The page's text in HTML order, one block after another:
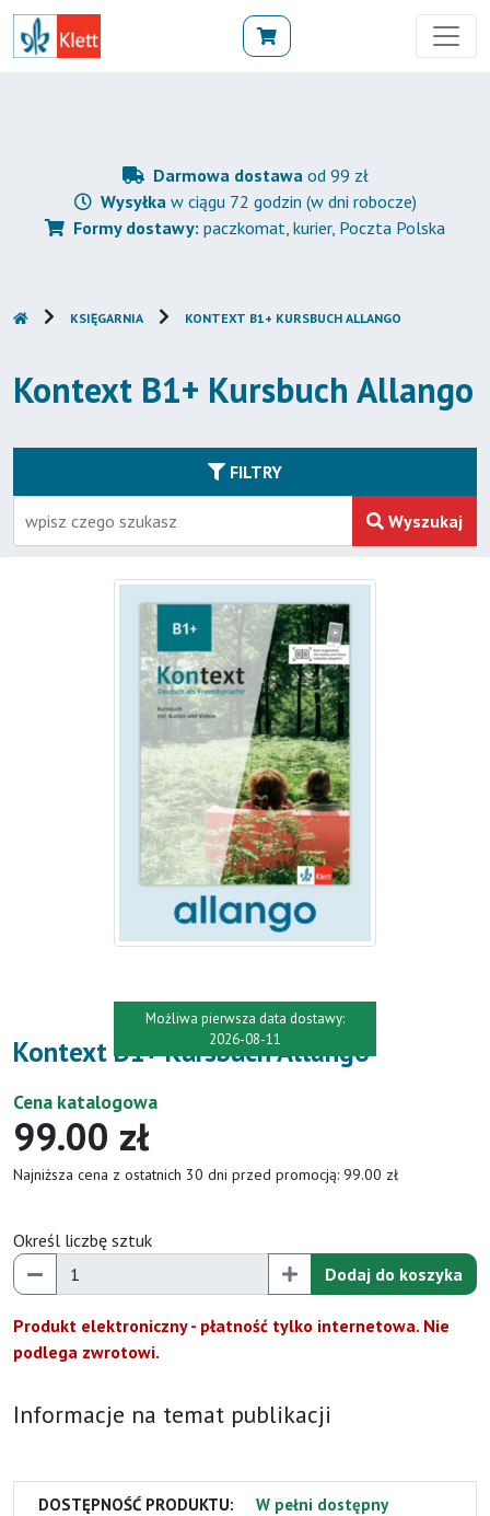
Darmowa dostawaod 99 zł
Wysyłkaw ciągu 72 godzin (w dni robocze)
Formy dostawy: paczkomat, kurier, Poczta Polska
KSIĘGARNIA KONTEXT B1+ KURSBUCH ALLANGO
Kontext B1+ Kursbuch Allango
FILTRY
Wyszukaj
Możliwa pierwsza data dostawy:
2026-08-11
Kontext B1+ Kursbuch Allango
Cena katalogowa
99.00 zł
Najniższa cena z ostatnich 30 dni przed promocją: 99.00 zł
Określ liczbę sztuk
Dodaj do koszyka
Produkt elektroniczny - płatność tylko internetowa. Nie
podlega zwrotowi.
Informacje na temat publikacji
DOSTĘPNOŚĆ PRODUKTU: W pełni dostępny